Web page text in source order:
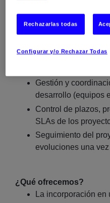
proveedores
Gestión y
desarrollo (equipos
Control de plazos,
SLAs de los
Seguimiento del
evoluciones una
¿Qué ofrecemos?
La incorporación
Configurar y/o Rechazar Todas
Rechazarlas todas